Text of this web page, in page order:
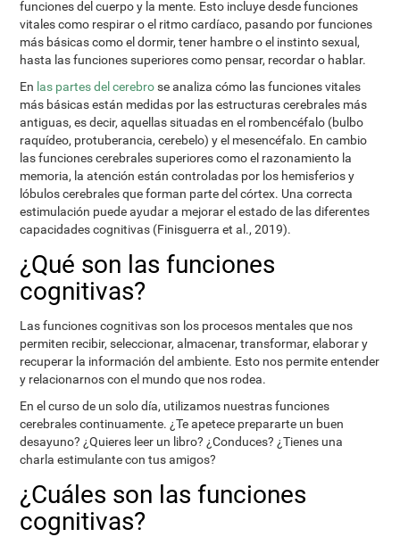
funciones del cuerpo y la mente. Esto incluye desde funciones
vitales como respirar o el ritmo cardíaco, pasando por funciones
más básicas como el dormir, tener hambre o el instinto sexual,
hasta las funciones superiores como pensar, recordar o hablar.
En las partes del cerebrose analiza cómo las funciones vitales
más básicas están medidas por las estructuras cerebrales más
antiguas, es decir, aquellas situadas en el rombencéfalo (bulbo
raquídeo, protuberancia, cerebelo) y el mesencéfalo. En cambio
las funciones cerebrales superiores como el razonamiento la
memoria, la atención están controladas por los hemisferios y
lóbulos cerebrales que forman parte del córtex. Una correcta
estimulación puede ayudar a mejorar el estado de las diferentes
capacidades cognitivas (Finisguerra et al., 2019).
¿Qué son las funciones
cognitivas?
Las funciones cognitivas son los procesos mentales que nos
permiten recibir, seleccionar, almacenar, transformar, elaborar y
recuperar la información del ambiente. Esto nos permite entender
y relacionarnos con el mundo que nos rodea.
En el curso de un solo día, utilizamos nuestras funciones
cerebrales continuamente. ¿Te apetece prepararte un buen
desayuno? ¿Quieres leer un libro? ¿Conduces? ¿Tienes una
charla estimulante con tus amigos?
¿Cuáles son las funciones
cognitivas?